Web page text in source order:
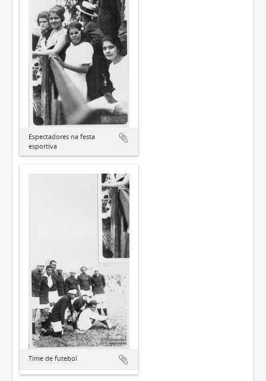
Espectadores na festa
esportiva
Time de futebol